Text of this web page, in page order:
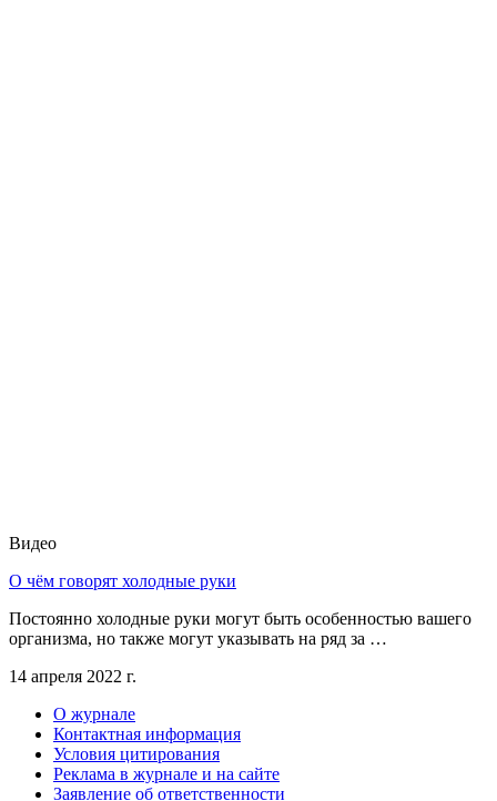
Видео
О чём говорят холодные руки
Постоянно холодные руки могут быть особенностью вашего
организма, но также могут указывать на ряд за …
14 апреля 2022 г.
О журнале
Контактная информация
Условия цитирования
Реклама в журнале и на сайте
Заявление об ответственности